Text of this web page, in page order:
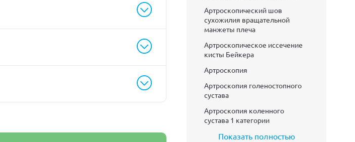
Артроскопический шов
сухожилия вращательной
манжеты плеча
Артроскопическое иссечение
кисты Бейкера
Артроскопия
Артроскопия голеностопного
сустава
Артроскопия коленного
сустава 1 категории
Показать полностью